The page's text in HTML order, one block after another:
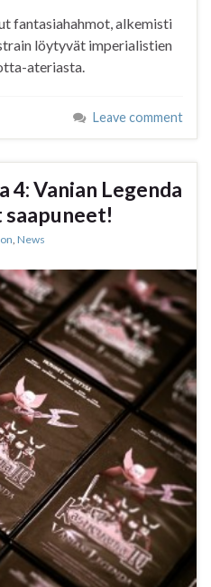
fantasiahahmot, alkemisti
löytyvät imperialistien
ateriasta.
Leave comment
4: Vanian Legenda
, News